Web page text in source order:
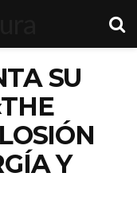
SU
Y